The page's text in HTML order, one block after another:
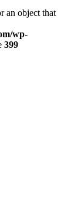
an object that
wp-
399